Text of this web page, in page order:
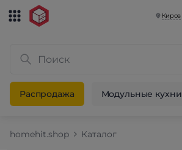
Киров
Распродажа Модульные кухни
homehit.shop Каталог